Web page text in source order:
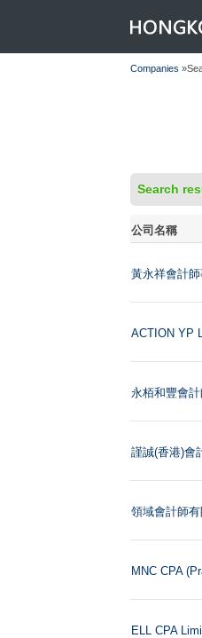
Companies
Search
公司名稱
黃永祥會計
ACTION YP
永栢和豐會
謹誠(香港)會
領域會計師有
MNC CPA
ELL CPA